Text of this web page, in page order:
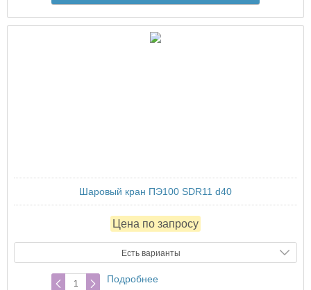
Шаровый кран ПЭ100 SDR11 d40
Цена по запросу
Есть варианты
Подробнее